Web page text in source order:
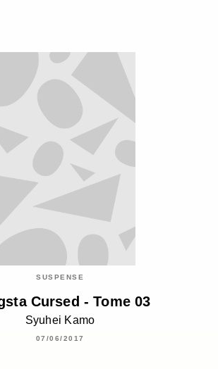
SUSPENSE
Cursed - Tome 03
Syuhei Kamo
07/06/2017